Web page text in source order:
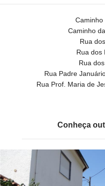
Caminho
Caminho
Rua
Rua dos
Rua
Rua Padre
Rua Prof. Maria de
Conheça
Vale da